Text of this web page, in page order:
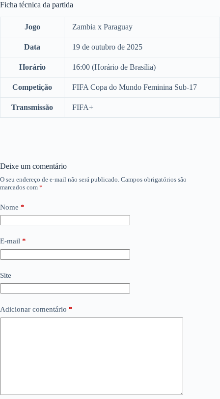
Ficha técnica da partida
Jogo Zambia x Paraguay
Data 19 de outubro de 2025
Horário 16:00 (Horário de Brasília)
Competição FIFA Copa do Mundo Feminina Sub-17
Transmissão FIFA+
Deixe um comentário
O seu endereço de e-mail não será publicado. Campos obrigatórios são
marcados com *
Nome *
E-mail *
Site
Adicionar comentário *